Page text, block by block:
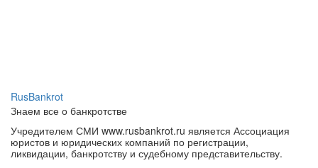
RusBankrot
Знаем все о банкротстве
Учредителем СМИ www.rusbankrot.ru является Ассоциация
юристов и юридических компаний по регистрации,
ликвидации, банкротству и судебному представительству.